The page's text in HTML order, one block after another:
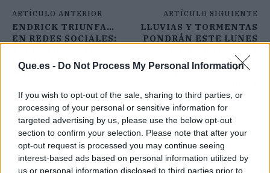
Que.es - Do Not Process My Personal Information
If you wish to opt-out of the sale, sharing to third parties, or
processing of your personal or sensitive information for
targeted advertising by us, please use the below opt-out
section to confirm your selection. Please note that after your
opt-out request is processed you may continue seeing
interest-based ads based on personal information utilized by
us or personal information disclosed to third parties prior to
ARTÍCULO ANTERIOR
ENDRICK TRIUNFA…
EN REDES SOCIALES:
FICHAJE DEL REAL
MADRID
ARTÍCULO SIGUIENTE
LLUVIAS Y TORMENTAS
PONDRÁN ESTE LUNES
QUINCENA DE
PROVINCIAS DE DIEZ